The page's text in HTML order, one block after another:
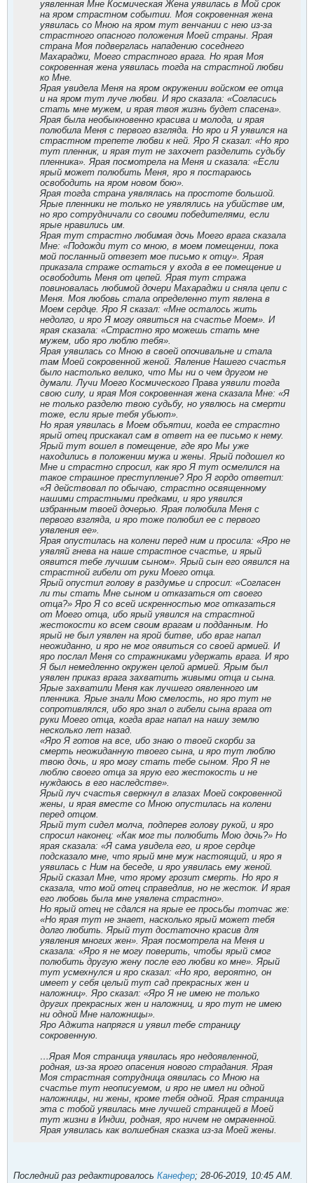
уявленная Мне Космическая Жена уявилась в Мой срок
на яром страстном событии. Моя сокровенная жена
уявилась со Мною на яром тут венчании с нею из-за
страстного опасного положения Моей страны. Ярая
страна Моя подверглась нападению соседнего
Махараджи, Моего страстного врага. Но ярая Моя
сокровенная жена уявилась тогда на страстной любви
ко Мне.
Ярая увидела Меня на яром окружении войском ее отца
и на яром тут луче любви. И яро сказала: «Согласись
стать мне мужем, и ярая твоя жизнь будет спасена».
Ярая была необыкновенно красива и молода, и ярая
полюбила Меня с первого взгляда. Но яро и Я уявился на
страстном трепете любви к ней. Яро Я сказал: «Но яро
тут пленник, и ярая тут не захочет разделить судьбу
пленника». Ярая посмотрела на Меня и сказала: «Если
ярый может полюбить Меня, яро я постараюсь
освободить на яром новом бою».
Ярая тогда страна уявлялась на простоте большой.
Ярые пленники не только не уявлялись на убийстве им,
но яро сотрудничали со своими победителями, если
ярые нравились им.
Ярая тут страстно любимая дочь Моего врага сказала
Мне: «Подожди тут со мною, в моем помещении, пока
мой посланный отвезет мое письмо к отцу». Ярая
приказала страже остаться у входа в ее помещение и
освободить Меня от цепей. Ярая тут стража
повиновалась любимой дочери Махараджи и сняла цепи с
Меня. Моя любовь стала определенно тут явлена в
Моем сердце. Яро Я сказал: «Мне осталось жить
недолго, и яро Я могу оявиться на счастье Моем». И
ярая сказала: «Страстно яро можешь стать мне
мужем, ибо яро люблю тебя».
Ярая уявилась со Мною в своей опочивальне и стала
там Моей сокровенной женой. Явление Нашего счастья
было настолько велико, что Мы ни о чем другом не
думали. Лучи Моего Космического Права уявили тогда
свою силу, и ярая Моя сокровенная жена сказала Мне: «Я
не только разделю твою судьбу, но уявлюсь на смерти
тоже, если ярые тебя убьют».
Но ярая уявилась в Моем объятии, когда ее страстно
ярый отец прискакал сам в ответ на ее письмо к нему.
Ярый тут вошел в помещение, где яро Мы уже
находились в положении мужа и жены. Ярый подошел ко
Мне и страстно спросил, как яро Я тут осмелился на
такое страшное преступление? Яро Я гордо ответил:
«Я действовал по обычаю, страстно освященному
нашими страстными предками, и яро уявился
избранным твоей дочерью. Ярая полюбила Меня с
первого взгляда, и яро тоже полюбил ее с первого
уявления ее».
Ярая опустилась на колени перед ним и просила: «Яро не
уявляй гнева на наше страстное счастье, и ярый
оявится тебе лучшим сыном». Ярый сын его оявился на
страстной гибели от руки Моего отца.
Ярый опустил голову в раздумье и спросил: «Согласен
ли ты стать Мне сыном и отказаться от своего
отца?» Яро Я со всей искренностью мог отказаться
от Моего отца, ибо ярый уявился на страстной
жестокости ко всем своим врагам и подданным. Но
ярый не был уявлен на ярой битве, ибо враг напал
неожиданно, и яро не мог оявиться со своей армией. И
яро послал Меня со стражниками удержать врага. И яро
Я был немедленно окружен целой армией. Ярым был
уявлен приказ врага захватить живыми отца и сына.
Ярые захватили Меня как лучшего оявленного им
пленника. Ярые знали Мою смелость, но яро тут не
сопротивлялся, ибо яро знал о гибели сына врага от
руки Моего отца, когда враг напал на нашу землю
несколько лет назад.
«Яро Я готов на все, ибо знаю о твоей скорби за
смерть неожиданную твоего сына, и яро тут люблю
твою дочь, и яро могу стать тебе сыном. Яро Я не
люблю своего отца за ярую его жестокость и не
нуждаюсь в его наследстве».
Ярый луч счастья сверкнул в глазах Моей сокровенной
жены, и ярая вместе со Мною опустилась на колени
перед отцом.
Ярый тут сидел молча, подперев голову рукой, и яро
спросил наконец: «Как мог ты полюбить Мою дочь?» Но
ярая сказала: «Я сама увидела его, и ярое сердце
подсказало мне, что ярый мне муж настоящий, и яро я
уявилась с Ним на беседе, и яро уявилась ему женой.
Ярый сказал Мне, что ярому грозит смерть. Но яро я
сказала, что мой отец справедлив, но не жесток. И ярая
его любовь была мне уявлена страстно».
Но ярый отец не сдался на ярые ее просьбы тотчас же:
«Но ярая тут не знает, насколько ярый может тебя
долго любить. Ярый тут достаточно красив для
уявления многих жен». Ярая посмотрела на Меня и
сказала: «Яро я не могу поверить, чтобы ярый смог
полюбить другую жену после его любви ко мне». Ярый
тут усмехнулся и яро сказал: «Но яро, вероятно, он
имеет у себя целый тут сад прекрасных жен и
наложниц». Яро сказал: «Яро Я не имею не только
других прекрасных жен и наложниц, и яро тут не имею
ни одной Мне наложницы».
Яро Аджита напрягся и уявил тебе страницу
сокровенную.
…Ярая Моя страница уявилась яро недоявленной,
родная, из-за ярого опасения нового страдания. Ярая
Моя страстная сотрудница оявилась со Мною на
счастье тут неописуемом, и яро не имел ни одной
наложницы, ни жены, кроме тебя одной. Ярая страница
эта с тобой уявилась мне лучшей страницей в Моей
тут жизни в Индии, родная, яро ничем не омраченной.
Ярая уявилась как волшебная сказка из-за Моей жены.
Последний раз редактировалось Канефер; 28-06-2019, 10:45 AM.